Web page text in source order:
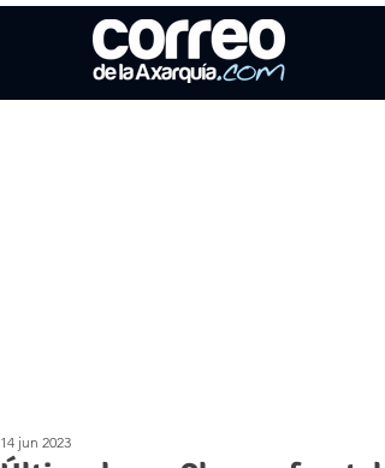
14 jun 2023